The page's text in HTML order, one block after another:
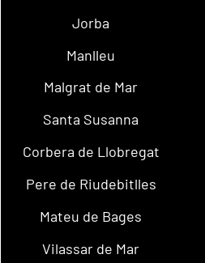
Jorba
Manlleu
Malgrat de Mar
Santa Susanna
Corbera de Llobregat
Pere de Riudebitlles
Mateu de Bages
Vilassar de Mar